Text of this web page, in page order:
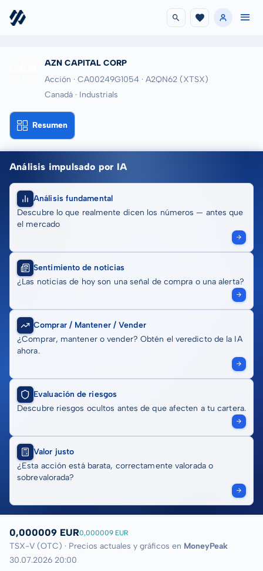
AZN CAPITAL CORP
Acción · CA00249G1054 · A2QN62 (XTSX)
Canadá · Industrials
Resumen
Análisis impulsado por IA
Análisis fundamental
Descubre lo que realmente dicen los números — antes que
el mercado
Sentimiento de noticias
¿Las noticias de hoy son una señal de compra o una alerta?
Comprar / Mantener / Vender
¿Comprar, mantener o vender? Obtén el veredicto de la IA
ahora.
Evaluación de riesgos
Descubre riesgos ocultos antes de que afecten a tu cartera.
Valor justo
¿Esta acción está barata, correctamente valorada o
sobrevalorada?
0,000009 EUR0,000009 EUR
TSX-V (OTC) · Precios actuales y gráficos en MoneyPeak
30.07.2026 20:00